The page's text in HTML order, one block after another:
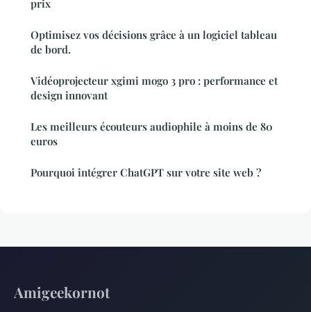
prix
Optimisez vos décisions grâce à un logiciel tableau
de bord.
Vidéoprojecteur xgimi mogo 3 pro : performance et
design innovant
Les meilleurs écouteurs audiophile à moins de 80
euros
Pourquoi intégrer ChatGPT sur votre site web ?
Amigeekornot